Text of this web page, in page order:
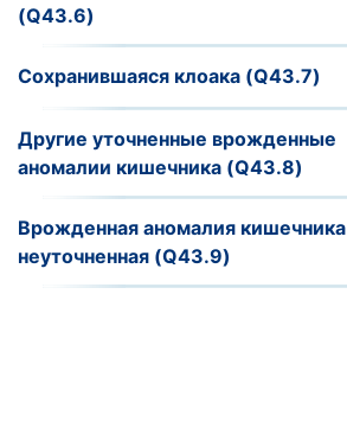
(Q43.6)
Сохранившаяся клоака (Q43.7)
Другие уточненные врожденные
аномалии кишечника (Q43.8)
Врожденная аномалия кишечника
неуточненная (Q43.9)